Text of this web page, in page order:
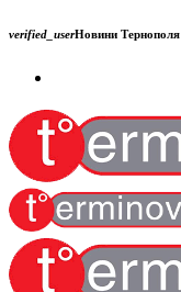
verified_userНовини Тернополя